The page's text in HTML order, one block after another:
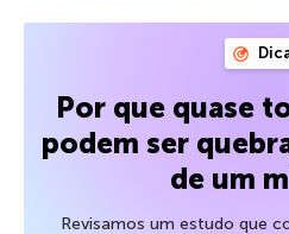
Por que quase
podem ser
de um
Revisamos um estudo que